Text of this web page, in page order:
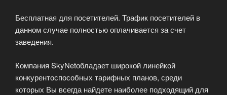
Бесплатная для посетителей. Трафик посетителей в
данном случае полностью оплачивается за счет
заведения.
Компания SkyNetобладает широкой линейкой
конкурентоспособных тарифных планов, среди
которых Вы всегда найдете наиболее подходящий для